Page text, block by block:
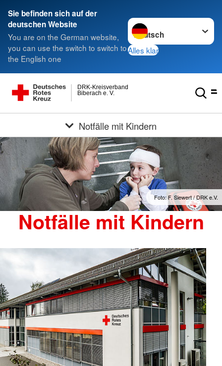
Sie befinden sich auf der
deutschen Website
You are on the German website,
you can use the switch to switch to
the English one
Sprache wechseln zu
Alles klar
Biberach e. V.
DRK-Kreisverband
Notfälle mit Kindern
Foto: F. Siewert / DRK e.V.
Notfälle mit Kindern